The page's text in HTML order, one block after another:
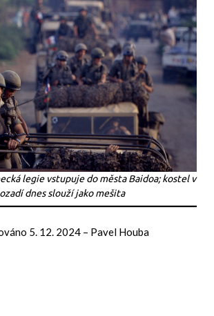
legie vstupuje do města Baidoa; kostel v
dnes slouží jako mešita
5. 12. 2024 – Pavel Houba